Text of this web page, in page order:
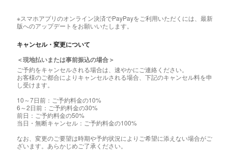
※スマホアプリのオンライン決済でPayPayをご利用いただくには、最新
版へのアップデートをお願いいたします。
キャンセル・変更について
＜現地払いまたは事前振込の場合＞
ご予約をキャンセルされる場合は、速やかにご連絡ください。
お客様のご都合によりキャンセルされる場合、下記のキャンセル料を申
し受けます。
10～7日前：ご予約料金の10%
6～2日前：ご予約料金の30%
前日：ご予約料金の50%
当日・無断キャンセル：ご予約料金の100%
なお、変更のご要望は時期や予約状況によりご希望に添えない場合がご
ざいます。あらかじめご了承ください。